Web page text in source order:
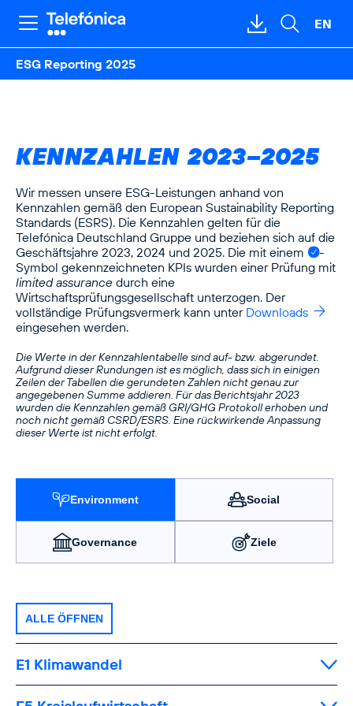
direkt
direkt
direktHauptnavigation
Download-
Bereich
Suche
öffnen
EN
ESG Reporting 2025
KENNZAHLEN 2023–2025
Wir messen unsere ESG-Leistungen anhand von
Kennzahlen gemäß den European Sustainability Reporting
Standards (ESRS). Die Kennzahlen gelten für die
Telefónica Deutschland Gruppe und beziehen sich auf die
Geschäftsjahre 2023, 2024 und 2025. Die mit einem
-
Symbol gekennzeichneten KPIs wurden einer Prüfung mit
limited assurance durch eine
Wirtschaftsprüfungsgesellschaft unterzogen. Der
vollständige Prüfungsvermerk kann unter Downloads
eingesehen werden.
Die Werte in der Kennzahlentabelle sind auf- bzw. abgerundet.
Aufgrund dieser Rundungen ist es möglich, dass sich in einigen
Zeilen der Tabellen die gerundeten Zahlen nicht genau zur
angegebenen Summe addieren. Für das Berichtsjahr 2023
wurden die Kennzahlen gemäß GRI/GHG Protokoll erhoben und
noch nicht gemäß CSRD/ESRS. Eine rück­wirkende Anpassung
dieser Werte ist nicht erfolgt.
Environment Social
Governance Ziele
ALLE ÖFFNEN
E1 Klimawandel
ALLE ÖFFNEN